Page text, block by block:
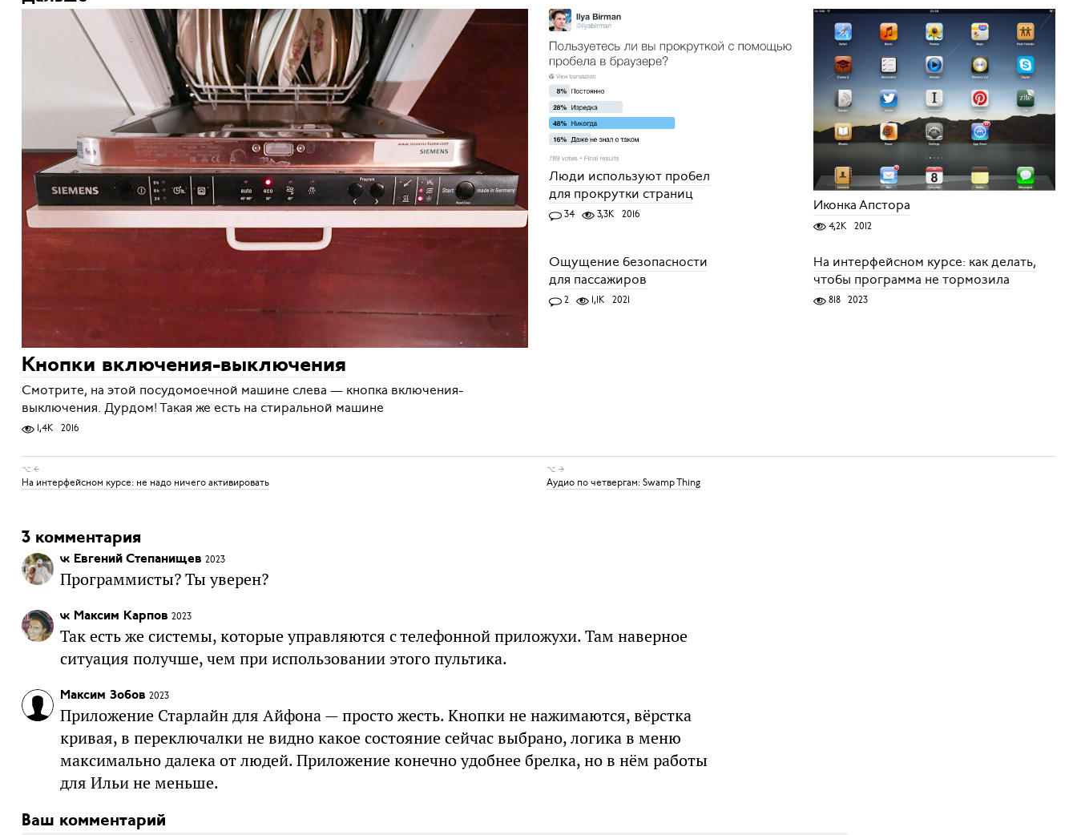
Кнопки включения-выключения
Смотрите, на этой посудомоечной машине слева — кнопка включения-
выключения. Дурдом! Такая же есть на стиральной машине
1,4K 2016
Люди используют пробел
для прокрутки страниц
34 3,3K 2016 Иконка Апстора
4,2K 2012
Ощущение безопасности
для пассажиров
2 1,1K 2021
На интерфейсном курсе: как делать,
чтобы программа не тормозила
818 2023
⌥ ←
На интерфейсном курсе: не надо ничего активировать
⌥ →
Аудио по четвергам: Swamp Thing
3 комментария
Евгений Степанищев 2023
Программисты? Ты уверен?
Максим Карпов 2023
Так есть же системы, которые управляются с телефонной приложухи. Там наверное
ситуация получше, чем при использовании этого пультика.
Максим Зобов 2023
Приложение Старлайн для Айфона — просто жесть. Кнопки не нажимаются, вёрстка
кривая, в переключалки не видно какое состояние сейчас выбрано, логика в меню
максимально далека от людей. Приложение конечно удобнее брелка, но в нём работы
для Ильи не меньше.
Ваш комментарий